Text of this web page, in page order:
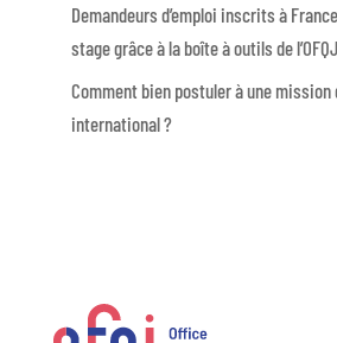
Demandeurs d’emploi inscrits à
stage grâce à la boîte à outils de
Comment bien postuler à une
international ?